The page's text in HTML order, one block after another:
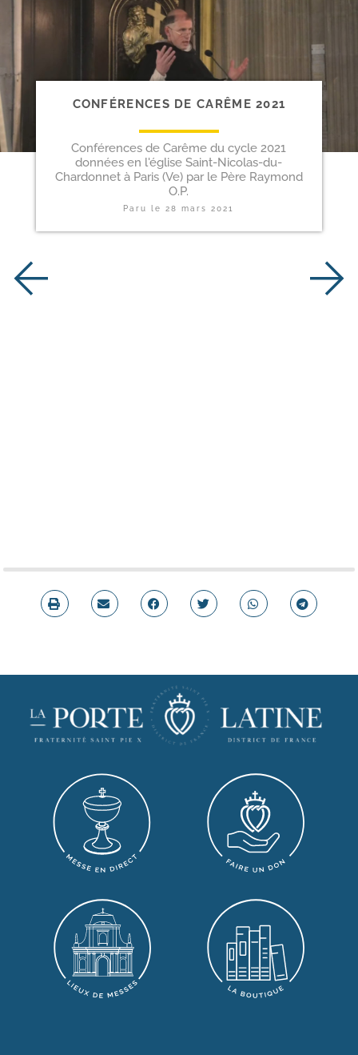
CONFÉRENCES DE CARÊME 2021
Conférences de Carême du cycle 2021
données en l'église Saint-Nicolas-du-
Chardonnet à Paris (Ve) par le Père Raymond
O.P.
Paru le28 mars 2021